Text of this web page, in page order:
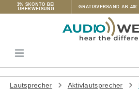
3% SKONTO BEI
ÜBERWEISUNG
GRATISVERSAND AB 40€
Lautsprecher Aktivlautsprecher